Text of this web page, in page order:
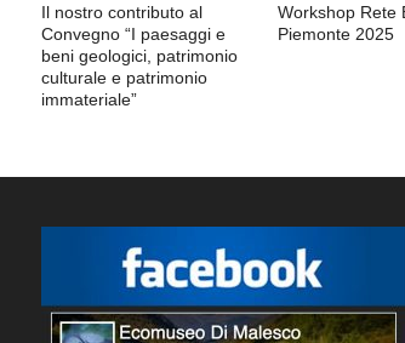
Il nostro contributo al
Convegno “I paesaggi e
beni geologici, patrimonio
culturale e patrimonio
immateriale”
Workshop Rete
Piemonte 2025